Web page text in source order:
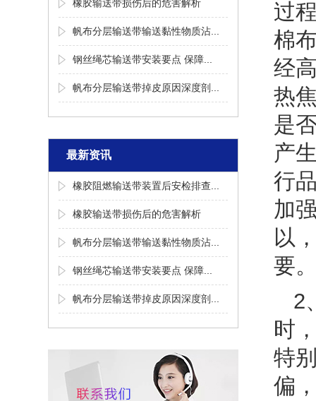
橡胶输送带损伤后的危害解析
帆布分层输送带输送黏性物质沾...
钢丝绳芯输送带安装要点 保障...
帆布分层输送带掉皮原因深度剖...
最新资讯
橡胶阻燃输送带装置后安检排查...
橡胶输送带损伤后的危害解析
帆布分层输送带输送黏性物质沾...
钢丝绳芯输送带安装要点 保障...
帆布分层输送带掉皮原因深度剖...
过
棉
经
热
是
产
行
加
以
要
2
时
特
偏